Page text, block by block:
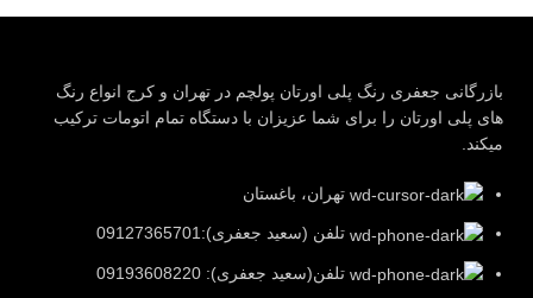
بازرگانی جعفری رنگ پلی اورتان پولچم در تهران و کرج انواع رنگ
های پلی اورتان را برای شما عزیزان با دستگاه تمام اتومات ترکیب
میکند.
تهران، باغستان
تلفن (سعید جعفری):09127365701
تلفن(سعید جعفری): 09193608220